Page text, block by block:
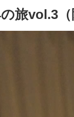
旅vol.3（